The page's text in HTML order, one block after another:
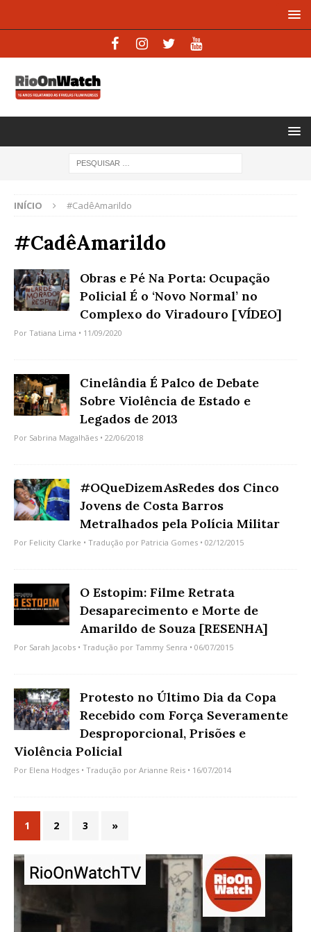
INÍCIO #CadêAmarildo
#CadêAmarildo
Obras e Pé Na Porta: Ocupação
Policial É o ‘Novo Normal’ no
Complexo do Viradouro [VÍDEO]
Por Tatiana Lima • 11/09/2020
Cinelândia É Palco de Debate
Sobre Violência de Estado e
Legados de 2013
Por Sabrina Magalhães • 22/06/2018
#OQueDizemAsRedes dos Cinco
Jovens de Costa Barros
Metralhados pela Polícia Militar
Por Felicity Clarke • Tradução por Patricia Gomes • 02/12/2015
O Estopim: Filme Retrata
Desaparecimento e Morte de
Amarildo de Souza [RESENHA]
Por Sarah Jacobs • Tradução por Tammy Senra • 06/07/2015
Protesto no Último Dia da Copa
Recebido com Força Severamente
Desproporcional, Prisões e
Violência Policial
Por Elena Hodges • Tradução por Arianne Reis • 16/07/2014
1 2 3 »